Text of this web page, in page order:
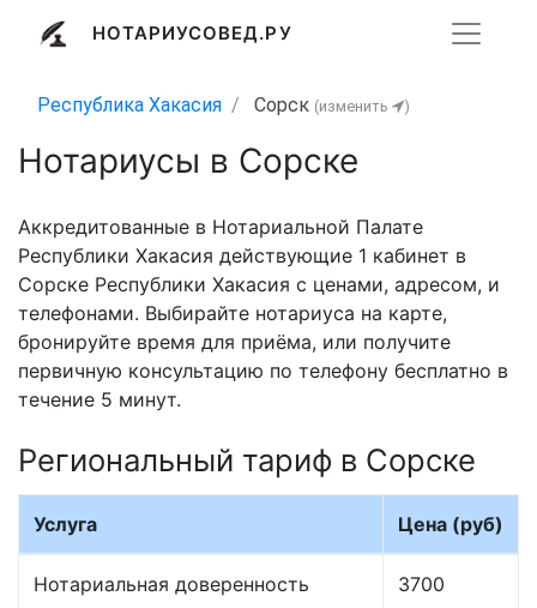
НОТАРИУСОВЕД.РУ
Республика Хакасия Сорск (изменить )
Нотариусы в Сорске
Аккредитованные в Нотариальной Палате
Республики Хакасия действующие 1 кабинет в
Сорске Республики Хакасия с ценами, адресом, и
телефонами. Выбирайте нотариуса на карте,
бронируйте время для приёма, или получите
первичную консультацию по телефону бесплатно в
течение 5 минут.
Региональный тариф в Сорске
Услуга Цена (руб)
Нотариальная доверенность 3700